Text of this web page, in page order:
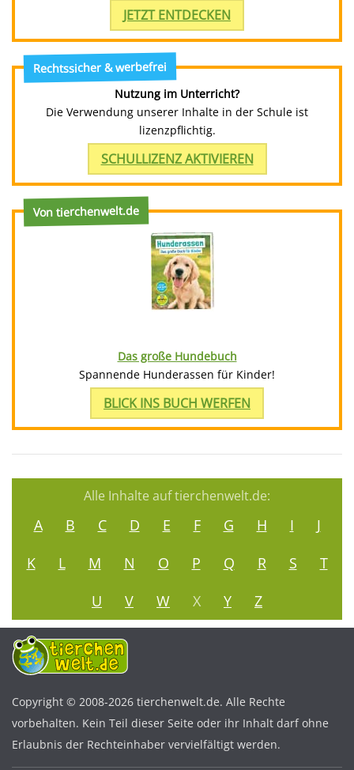
JETZT ENTDECKEN
Rechtssicher & werbefrei
Nutzung im Unterricht?
Die Verwendung unserer Inhalte in der Schule ist
lizenzpflichtig.
SCHULLIZENZ AKTIVIEREN
Von tierchenwelt.de
Das große Hundebuch
Spannende Hunderassen für Kinder!
BLICK INS BUCH WERFEN
Alle Inhalte auf tierchenwelt.de:
A B C D E F G H I
J
K
L M N O P Q R S
T
U
V W X Y Z
Copyright © 2008-2026 tierchenwelt.de. Alle Rechte
vorbehalten. Kein Teil dieser Seite oder ihr Inhalt darf ohne
Erlaubnis der Rechteinhaber vervielfältigt werden.